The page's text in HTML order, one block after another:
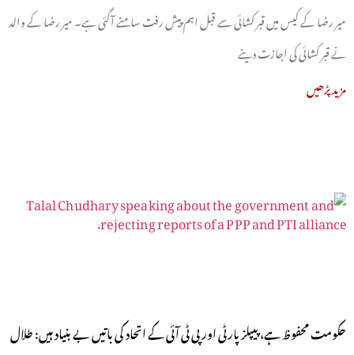
میر رضا کے کیس میں قبر کشائی سے قبل اہم پیش رفت سامنے آگئی ہے۔ میر رضا کے والد
نے قبر کشائی کی اجازت دینے
مزید پڑھیں
حکومت محفوظ ہے، پیپلز پارٹی اور پی ٹی آئی کے اتحاد کی باتیں بے بنیاد ہیں: طلال